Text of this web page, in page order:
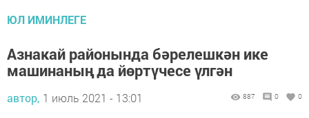
ЮЛ ИМИНЛЕГЕ
Азнакай районында бәрелешкән ике
машинаның да йөртүчесе үлгән
автор, 1 июль 2021 - 13:01 887 0 0